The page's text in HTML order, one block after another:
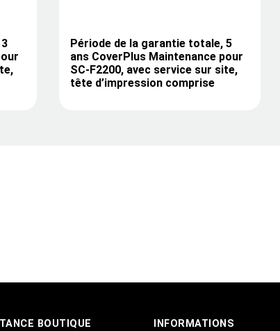
Période de la garantie totale, 5
ans CoverPlus Maintenance pour
SC-F2200, avec service sur site,
tête d’impression comprise
BOUTIQUE INFORMATIONS